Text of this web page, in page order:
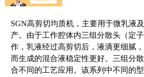
SGN高剪切均质机，主要用于微乳液
产。由于工作腔体内三组分散头（定
作，乳液经过高剪切后，液滴更细腻
而生成的混合液稳定性更好。三组分
合不同的工艺应用。该系列中不同的